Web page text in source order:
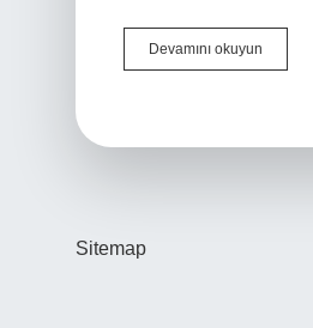
Devamını okuyun
Özgürlük
Sitemap